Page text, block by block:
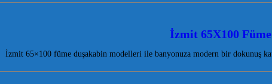
İzmit 65X100
İzmit 65×100 füme duşakabin modelleri ile banyonuza modern bir dokunuş